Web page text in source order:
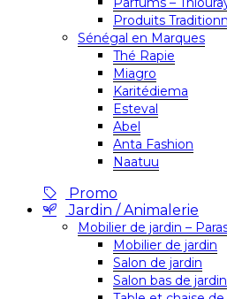
Produits
Sénégal en Marques
Thé Rapie
Miagro
Karitédiema
Esteval
Abel
Anta Fashion
Naatuu
Promo
Jardin / Animalerie
Mobilier de jardin –
Mobilier de jardin
Salon de jardin
Salon bas de jardin